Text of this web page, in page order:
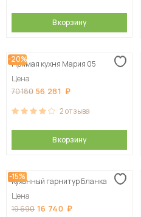
В корзину
-20%
Прямая кухня Мария 05
Цена
70 180 56 281
2отзыва
В корзину
-15%
Кухонный гарнитур Бланка
Цена
19 690 16 740